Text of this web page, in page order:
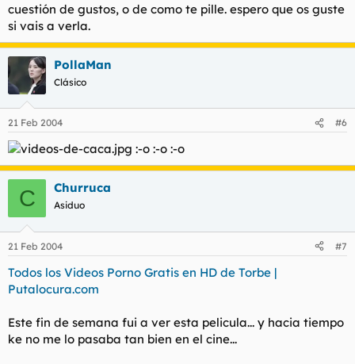
cuestión de gustos, o de como te pille. espero que os guste
si vais a verla.
PollaMan
Clásico
21 Feb 2004 #6
:-o :-o :-o
C Churruca
Asiduo
21 Feb 2004 #7
Todos los Videos Porno Gratis en HD de Torbe |
Putalocura.com
Este fin de semana fui a ver esta pelicula... y hacia tiempo
ke no me lo pasaba tan bien en el cine...